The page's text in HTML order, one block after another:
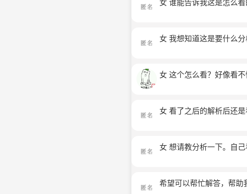
女 谁能告诉我这是怎么
女 我想知道这是要什么
女 这个怎么看？好像看
女 看了之后的解析后还
女 想请教分析一下。自
希望可以帮忙解答，帮助